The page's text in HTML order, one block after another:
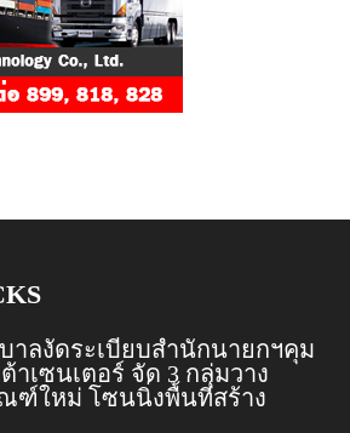
าลงัดระเบียบสำนักนายกฯคุม
าเซนเตอร์ จัด 3 กลุ่มวาง
ฑ์ใหม่ โซนนิ่งพื้นที่สร้าง